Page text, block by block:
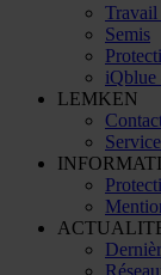
Travail
Semis
iQblue
LEMKEN